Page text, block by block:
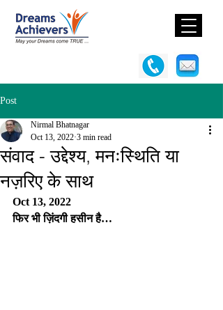
Post
संवाद - उद्देश्य, मनःस्थिति या
नज़रिए के साथ
Nirmal Bhatnagar
Oct 13, 2022 3 min read
Oct 13, 2022
फिर भी ज़िंदगी हसीन है…